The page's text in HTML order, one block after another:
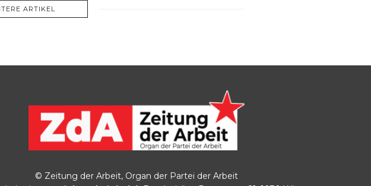
ARTIKEL
© Zeitung der Arbeit, Organ der Partei der Arbeit